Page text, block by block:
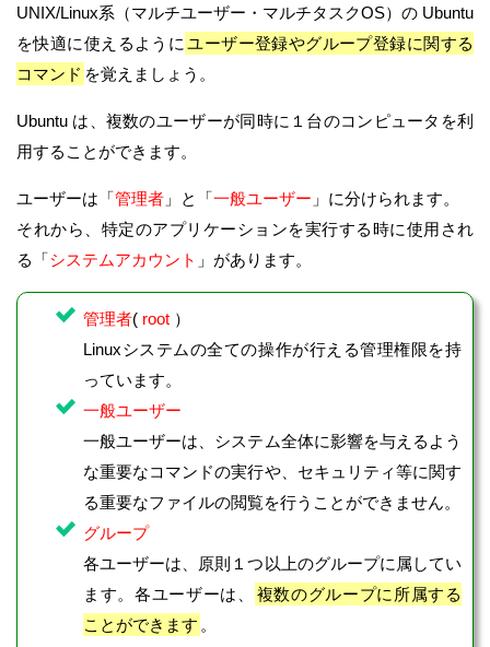
UNIX/Linux系（マルチユーザー・マルチタスクOS）の Ubuntu
を快適に使えるように ユーザー登録やグループ登録に関する
コマンド を覚えましょう。
Ubuntu は、複数のユーザーが同時に１台のコンピュータを利
用することができます。
ユーザーは「管理者 」と「一般ユーザー 」に分けられます。
それから、特定のアプリケーションを実行する時に使用され
る「システムアカウント 」があります。
管理者( root ）
Linuxシステムの全ての操作が行える管理権限を持
っています。
一般ユーザー
一般ユーザーは、システム全体に影響を与えるよう
な重要なコマンドの実行や、セキュリティ等に関す
る重要なファイルの閲覧を行うことができません。
グループ
各ユーザーは、原則１つ以上のグループに属してい
ます。各ユーザーは、
複数のグループに所属する
ことができます 。